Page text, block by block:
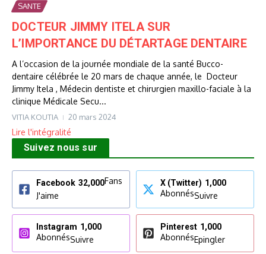
SANTE
DOCTEUR JIMMY ITELA SUR
L’IMPORTANCE DU DÉTARTAGE DENTAIRE
A l’occasion de la journée mondiale de la santé Bucco-
dentaire célébrée le 20 mars de chaque année, le Docteur
Jimmy Itela , Médecin dentiste et chirurgien maxillo-faciale à la
clinique Médicale Secu...
VITIA KOUTIA 20 mars 2024
Lire l'intégralité
Suivez nous sur
Facebook 32,000Fans
J'aime
X (Twitter) 1,000
AbonnésSuivre
Instagram 1,000
AbonnésSuivre
Pinterest 1,000
AbonnésEpingler